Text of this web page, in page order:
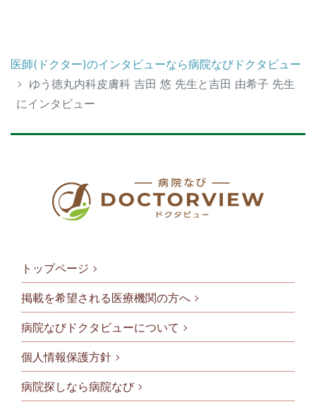
医師(ドクター)のインタビューなら病院なびドクタビュー
ゆう徳丸内科皮膚科 吉田 悠 先生と吉田 由希子 先生
にインタビュー
フッタメニ
トップページ
掲載を希望される医療機関の方へ
病院なびドクタビューについて
個人情報保護方針
病院探しなら病院なび